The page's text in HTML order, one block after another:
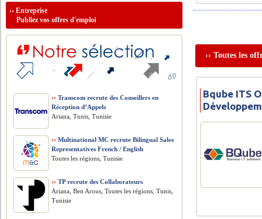
›› Toutes les
Bqube ITS
››Entreprise
Publiez vos offres d'emploi
›› Transcom recrute des Conseillers en
Réception d’Appels
Ariana, Tunis, Tunisie
›› Multinational MC recrute Bilingual Sales
Representatives French / English
Toutes les régions, Tunisie
›› TP recrute des Collaborateurs
Ariana, Ben Arous, Toutes les régions, Tunis,
Tunisie